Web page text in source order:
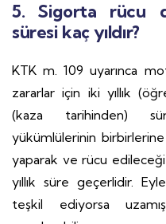
5. Sigorta rücu
süresi kaç yıldır?
KTK m. 109 uyarınca
zararlar için iki yıllık
(kaza tarihinden)
yükümlülerinin
yaparak ve rücu
yıllık süre geçerlidir.
teşkil ediyorsa